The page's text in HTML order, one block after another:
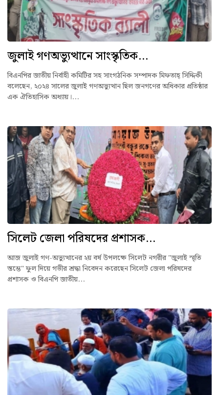
জুলাই গণঅভ্যুত্থানে সাংস্কৃতিক...
বিএনপির জাতীয় নির্বাহী কমিটির সহ সাংগঠনিক সম্পাদক মিফতাহ্ সিদ্দিকী
বলেছেন, ২০২৪ সালের জুলাই গণঅভ্যুত্থান ছিল জনগণের অধিকার প্রতিষ্ঠার
এক ঐতিহাসিক অধ্যায়।...
সিলেট জেলা পরিষদের প্রশাসক...
আজ জুলাই গণ-অভ্যুত্থানের ২য় বর্ষ উপলক্ষে সিলেট নগরীর "জুলাই স্মৃতি
স্তম্ভে" ফুল দিয়ে গভীর শ্রদ্ধা নিবেদন করেছেন সিলেট জেলা পরিষদের
প্রশাসক ও বিএনপি জাতীয়...